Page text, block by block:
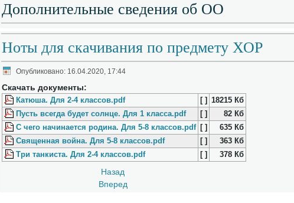
Дополнительные сведения об ОО
Ноты для скачивания по предмету ХОР
Опубликовано: 16.04.2020, 17:44
Скачать документы:
Катюша. Для 2-4 классов.pdf [ ]
18215 Кб
Пусть всегда будет солнце. Для 1 класса.pdf
[ ]
82 Кб
С чего начинается родина. Для 5-8 классов.pdf
[ ]
635 Кб
Священная война. Для 5-8 классов.pdf
[ ]
363 Кб
Три танкиста. Для 2-4 классов.pdf
[ ] 378 Кб
Назад
Вперед